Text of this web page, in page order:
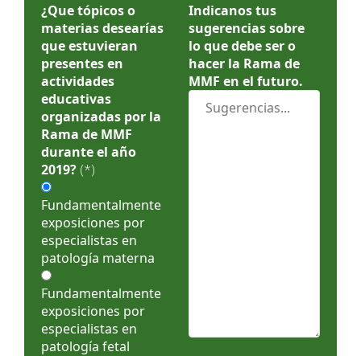
¿Que tópicos o
materias desearías
que estuvieran
presentes en
actividades
educativas
organizadas por la
Rama de MMF
durante el año
2019? (*)
Fundamentalmente
exposiciones por
especialistas en
patología materna
Fundamentalmente
exposiciones por
especialistas en
patología fetal
Indicanos tus
sugerencias sobre
lo que debe ser o
hacer la Rama de
MMF en el futuro.